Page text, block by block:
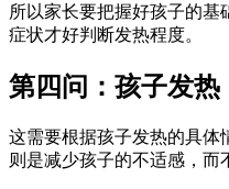
所以家长要把握好孩子的
症状才好判断发热程度。
第四问：孩子发热
这需要根据孩子发热的具体
则是减少孩子的不适感，而